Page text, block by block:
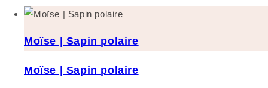
Moïse | Sapin polaire
Moïse | Sapin polaire